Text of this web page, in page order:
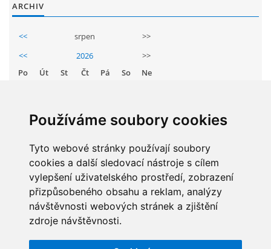
Používáme soubory cookies
Tyto webové stránky používají soubory
cookies a další sledovací nástroje s cílem
vylepšení uživatelského prostředí, zobrazení
přizpůsobeného obsahu a reklam, analýzy
návštěvnosti webových stránek a zjištění
zdroje návštěvnosti.
NEPOTŘEBNÝ MAJETEK
NAUČNÁ STEZKA ZBRASLAV
ARCHIV
<< srpen
>>
<<
2026
>>
Po
Út St Čt Pá So
Ne
11 12 13 14 15
16
18 19 20 21 22
23
25 26 27 28 29
30
STATISTIKY